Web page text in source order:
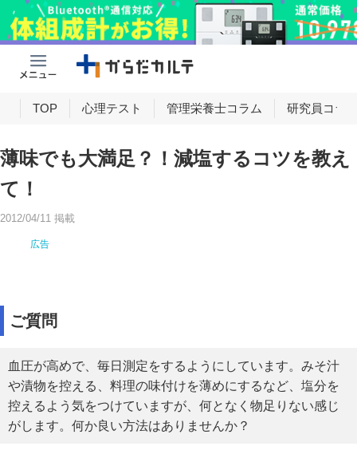
TOP 心理テスト 管理栄養士コラム 研究員コラ
薄味でも大満足？！減塩するコツを教え
て！
2012/04/11 掲載
ご質問
血圧が高めで、毎日測定をするようにしています。みそ汁
や漬物を控える、料理の味付けを薄めにするなど、塩分を
控えるよう気をつけていますが、何となく物足りない感じ
がします。何か良い方法はありませんか？